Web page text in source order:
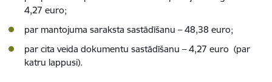
4,27 euro;
par mantojuma saraksta sastādīšanu – 48,38 euro;
par cita veida dokumentu sastādīšanu – 4,27 euro (par
katru lappusi).